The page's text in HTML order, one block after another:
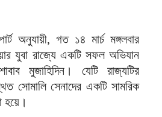
অনুযায়ী, গত ১৪ মার্চ মঙ্গলবার
যুবা রাজ্যে একটি সফল অভিযান
মুজাহিদিন। যেটি রাজ্যটির
সোমালি সেনাদের একটি সামরিক
হয়ে।